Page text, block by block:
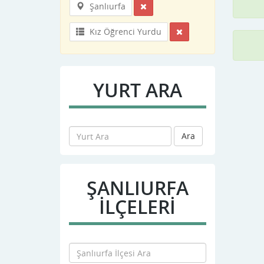
Şanlıurfa
Kız Öğrenci Yurdu
YURT ARA
Ara
ŞANLIURFA
İLÇELERİ